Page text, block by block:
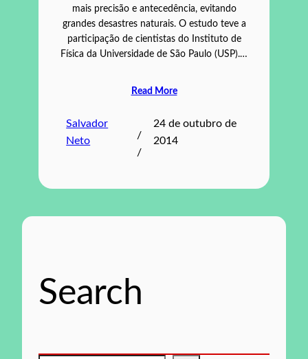
mais precisão e antecedência, evitando
grandes desastres naturais. O estudo teve a
participação de cientistas do Instituto de
Física da Universidade de São Paulo (USP).…
Read More
Salvador
Neto
/
/
24 de outubro de
2014
Search